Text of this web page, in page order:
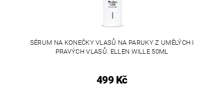
SÉRUM NA KONEČKY VLASŮ NA PARUKY Z UMĚLÝCH I
PRAVÝCH VLASŮ. ELLEN WILLE 50ML
499 Kč